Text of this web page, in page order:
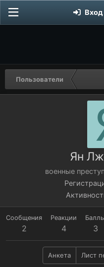
Вход
Пользователи
Ян
военные
Сообщения
2
Реакции
4 3
Анкета Лист